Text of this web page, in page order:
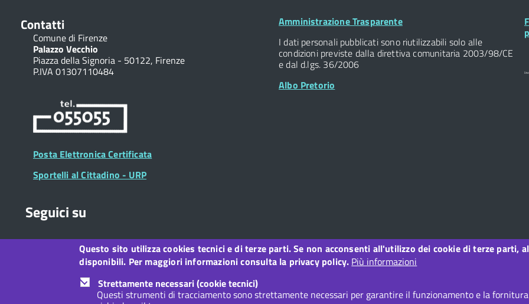
Contatti
Comune di Firenze
Palazzo Vecchio
Piazza della Signoria - 50122, Firenze
P.IVA 01307110484
Posta Elettronica Certificata
Sportelli al Cittadino - URP
Footer
Amministrazione Trasparente
I dati personali pubblicati sono riutilizzabili solo alle
condizioni previste dalla direttiva comunitaria 2003/98/CE
e dal d.lgs. 36/2006
Albo Pretorio
Seguici su
Collegamento
Facebook
Collegamento
a
Twitter
Collegamento
a
Instagram
Collegamento
a
LinkedIn
Collegamento
a
You
Tube
Collegamento
a
Telegram
Collegamento
a
Whatsapp
Questo sito utilizza cookies tecnici e di terze parti. Se non acconsenti all'utilizzo dei cookie di terze parti,
disponibili. Per maggiori informazioni consulta la privacy policy. Più informazioni
Strettamente necessari (cookie tecnici)
Questi strumenti di tracciamento sono strettamente necessari per garantire il funzionamento e la